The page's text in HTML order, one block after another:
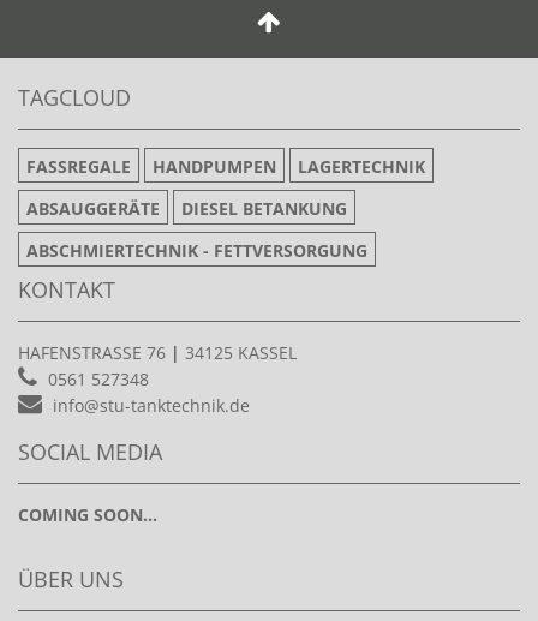
TAGCLOUD
FASSREGALE HANDPUMPEN
LAGERTECHNIK
ABSAUGGERÄTE
DIESEL BETANKUNG
ABSCHMIERTECHNIK - FETTVERSORGUNG
KONTAKT
HAFENSTRASSE 76 | 34125 KASSEL
0561 527348
info@stu-tanktechnik.de
SOCIAL MEDIA
COMING SOON...
ÜBER UNS